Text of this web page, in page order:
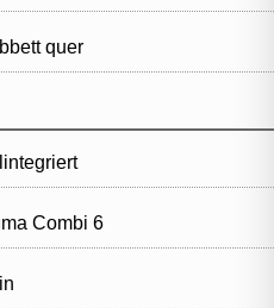
quer
Combi 6